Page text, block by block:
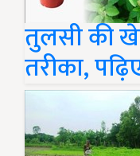
तुलसी की
तरीका,